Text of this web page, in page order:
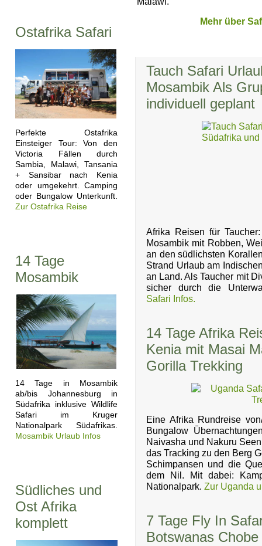
Ostafrika Safari
Perfekte Ostafrika
Einsteiger Tour: Von den
Victoria Fällen durch
Sambia, Malawi, Tansania
+ Sansibar nach Kenia
oder umgekehrt. Camping
oder Bungalow Unterkunft.
Zur Ostafrika Reise
14 Tage
Mosambik
14 Tage in Mosambik
ab/bis Johannesburg in
Südafrika inklusive Wildlife
Safari im Kruger
Nationalpark Südafrikas.
Mosambik Urlaub Infos
Südliches und
Ost Afrika
komplett
Mehr über
Tauch Safari
Mosambik Als
individuell geplant
Afrika Reisen für
Mosambik mit Robben,
an den südlichsten
Strand Urlaub am
an Land. Als Taucher mit
sicher durch die
Safari Infos.
14 Tage Afrika
Kenia mit Masai
Gorilla Trekking
Eine Afrika Rundreise
Bungalow
Naivasha und Nakuru
das Tracking zu den Berg
Schimpansen und die
dem Nil. Mit dabei:
Nationalpark. Zur Uganda
7 Tage Fly In
Botswanas